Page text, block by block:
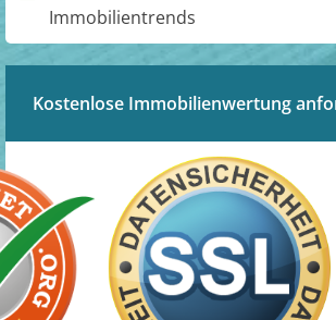
Immobilientrends
Kostenlose Immobilienwertung